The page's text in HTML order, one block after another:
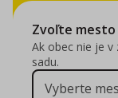
Zvoľte mesto
Ak obec nie je
sadu.
Vyberte